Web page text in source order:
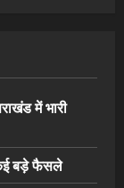
में भारी
बड़े फैसले